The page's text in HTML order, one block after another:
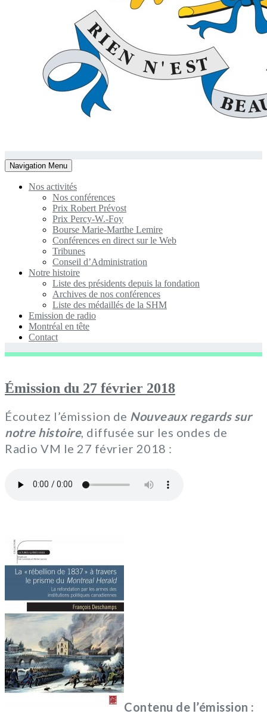
Toggle
navigation
Navigation Menu
Nos activités
Nos conférences
Prix Robert Prévost
Prix Percy-W.-Foy
Bourse Marie-Marthe Lemire
Conférences en direct sur le Web
Tribunes
Conseil d’Administration
Notre histoire
Liste des présidents depuis la fondation
Archives de nos conférences
Liste des médaillés de la SHM
Emission de radio
Montréal en tête
Contact
Émission du 27 février 2018
Écoutez l’émission de Nouveaux regards sur
notre histoire, diffusée sur les ondes de
Radio VM le 27 février 2018 :
Contenu de l’émission :